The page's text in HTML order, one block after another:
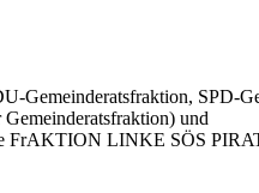
Gemeinderatsfraktion, SPD-
und
FrAKTION LINKE SÖS